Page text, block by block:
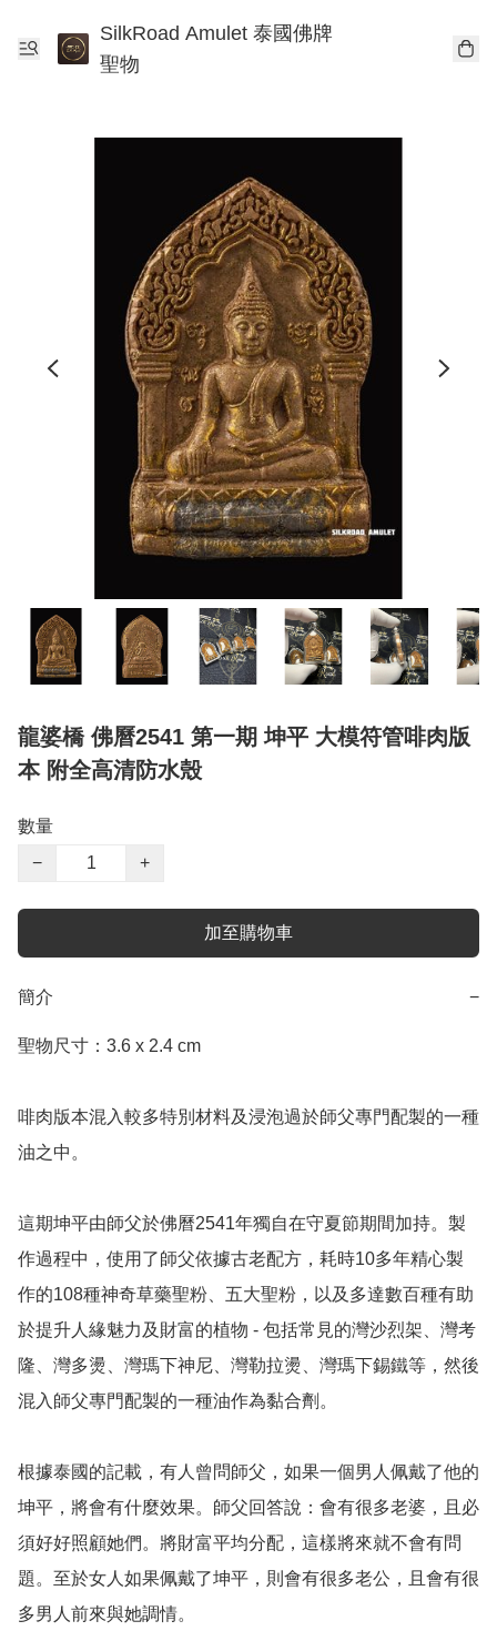
SilkRoad Amulet 泰國佛牌
聖物
龍婆橋 佛曆2541 第一期 坤平 大模符管啡肉版
本 附全高清防水殼
數量
−
+
加至購物車
簡介 −
聖物尺寸：3.6 x 2.4 cm
啡肉版本混入較多特別材料及浸泡過於師父專門配製的一種
油之中。
這期坤平由師父於佛曆2541年獨自在守夏節期間加持。製
作過程中，使用了師父依據古老配方，耗時10多年精心製
作的108種神奇草藥聖粉、五大聖粉，以及多達數百種有助
於提升人緣魅力及財富的植物 - 包括常見的灣沙烈架、灣考
隆、灣多燙、灣瑪下神尼、灣勒拉燙、灣瑪下錫鐵等，然後
混入師父專門配製的一種油作為黏合劑。
根據泰國的記載，有人曾問師父，如果一個男人佩戴了他的
坤平，將會有什麼效果。師父回答說：會有很多老婆，且必
須好好照顧她們。將財富平均分配，這樣將來就不會有問
題。至於女人如果佩戴了坤平，則會有很多老公，且會有很
多男人前來與她調情。